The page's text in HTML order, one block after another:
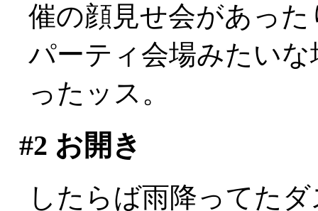
催の顔見せ会があった
パーティ会場みたい
ったッス。
#2 お開き
したらば雨降ってた